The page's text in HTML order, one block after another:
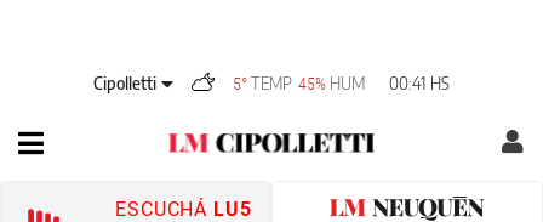
Cipolletti 5°TEMP 45% HUM 00:41 HS
ESCUCHÁ LU5